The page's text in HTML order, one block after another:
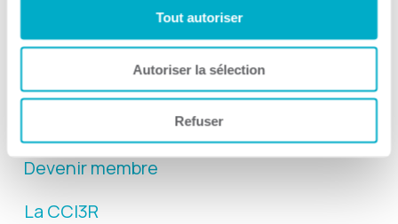
Tout autoriser
Autoriser la sélection
Refuser
Gala Radisson
Solutions RH
Devenir membre
La CCI3R